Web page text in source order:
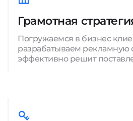
Грамотная
Погружаемся в бизнес
разрабатываем рекламную
эффективно решит